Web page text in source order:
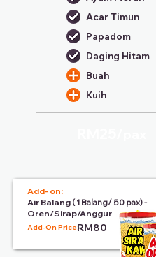
Acar Timun
Papadom
Daging Hitam
Buah
Kuih
Add- on:
Air Balang ( 1 Balang/ 50 pax) -
Oren/Sirap/Anggur
Add-On Price:RM80